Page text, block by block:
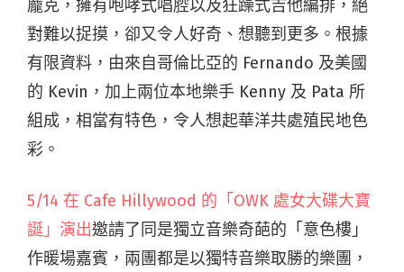
龐克，擁有咆哮式唱腔以及狂躁式吉他編排，絕
對難以捉摸，卻又令人好奇、想聽到更多。根據
有限資料，由來自哥倫比亞的 Fernando 及美國
的 Kevin ，加上兩位本地樂手 Kenny 及 Pata 所
組成 ，相當有特色，令人想起華洋共處殖民地色
彩。
5/14 在 Cafe Hillywood 的「OWK 處女大碟大寶
誕」演出邀請了同是獨立音樂奇葩的「意色樓」
作暖場嘉賓，兩團都是以獨特音樂取勝的樂團，